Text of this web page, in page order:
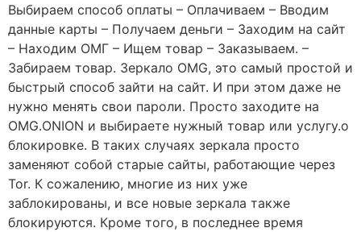
Выбираем способ оплаты – Оплачиваем – Вводим
данные карты – Получаем деньги – Заходим на сайт
– Находим ОМГ – Ищем товар – Заказываем. –
Забираем товар. Зеркало OMG, это самый простой и
быстрый способ зайти на сайт. И при этом даже не
нужно менять свои пароли. Просто заходите на
OMG.ONION и выбираете нужный товар или услугу.о
блокировке. В таких случаях зеркала просто
заменяют собой старые сайты, работающие через
Tor. К сожалению, многие из них уже
заблокированы, и все новые зеркала также
блокируются. Кроме того, в последнее время